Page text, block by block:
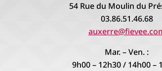
54 Rue du Moulin du
03.86.51.46.68
Mar. – Ven. :
9h00 – 12h30 / 14h00 –